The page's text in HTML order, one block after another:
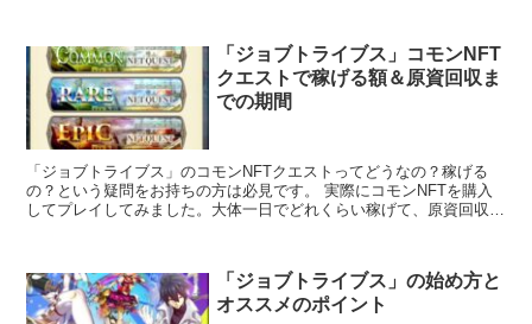
「ジョブトライブス」コモンNFT
クエストで稼げる額＆原資回収ま
での期間
「ジョブトライブス」のコモンNFTクエストってどうなの？稼げる
の？という疑問をお持ちの方は必見です。 実際にコモンNFTを購入
してプレイしてみました。大体一日でどれくらい稼げて、原資回収ま
「ジョブトライブス」の始め方と
オススメのポイント